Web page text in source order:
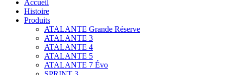
Accueil
Histoire
Produits
ATALANTE Grande Réserve
ATALANTE 3
ATALANTE 4
ATALANTE 5
ATALANTE 7 Évo